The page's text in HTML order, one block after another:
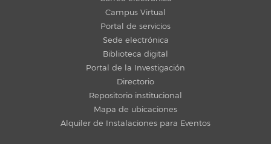
Campus Virtual
Portal de servicios
Sede electrónica
Biblioteca digital
Portal de la Investigación
Directorio
Repositorio institucional
Mapa de ubicaciones
Alquiler de Instalaciones para Eventos